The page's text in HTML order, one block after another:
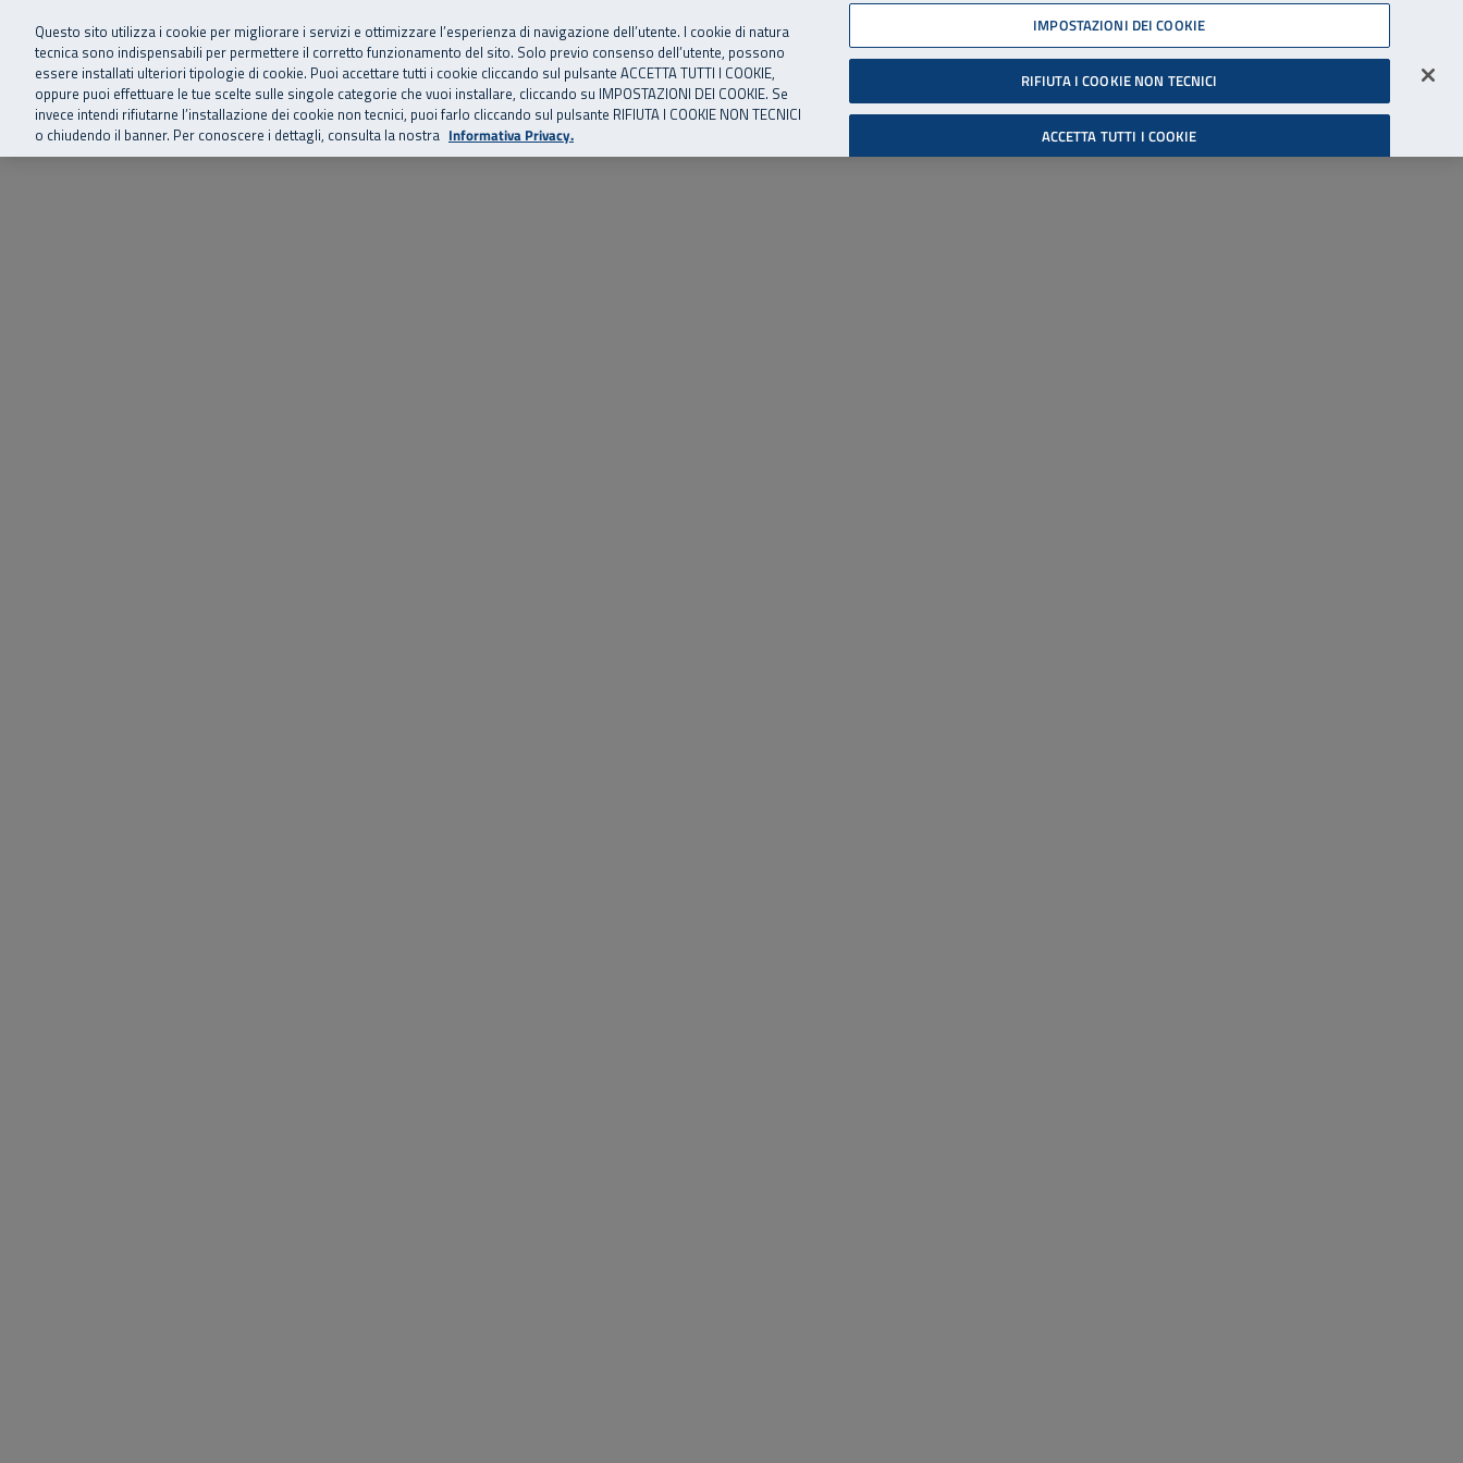
Vai al menu principale
Vai al contenuto principale
Vai al Footer 06 45539607
SuperAbile - il Contact Center Inail per il mondo della disabilità
Home Chi siamo Storie, news ed eventi Risorse utili Supporto Accessibilità
Cerca
Accedi all'area riservata
Questo sito utilizza i cookie per migliorare i servizi e ottimizzare l’esperienza di navigazione dell’utente. I cookie di natura
tecnica sono indispensabili per permettere il corretto funzionamento del sito. Solo previo consenso dell’utente, possono
essere installati ulteriori tipologie di cookie. Puoi accettare tutti i cookie cliccando sul pulsante ACCETTA TUTTI I COOKIE,
oppure puoi effettuare le tue scelte sulle singole categorie che vuoi installare, cliccando su IMPOSTAZIONI DEI COOKIE. Se
invece intendi rifiutarne l’installazione dei cookie non tecnici, puoi farlo cliccando sul pulsante RIFIUTA I COOKIE NON TECNICI
o chiudendo il banner. Per conoscere i dettagli, consulta la nostra Informativa Privacy.
IMPOSTAZIONI DEI COOKIE
RIFIUTA I COOKIE NON TECNICI
ACCETTA TUTTI I COOKIE